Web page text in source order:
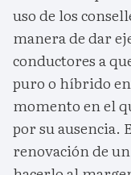
uso de los
manera de dar
conductores a
puro o híbrido
momento en el
por su ausencia.
renovación de